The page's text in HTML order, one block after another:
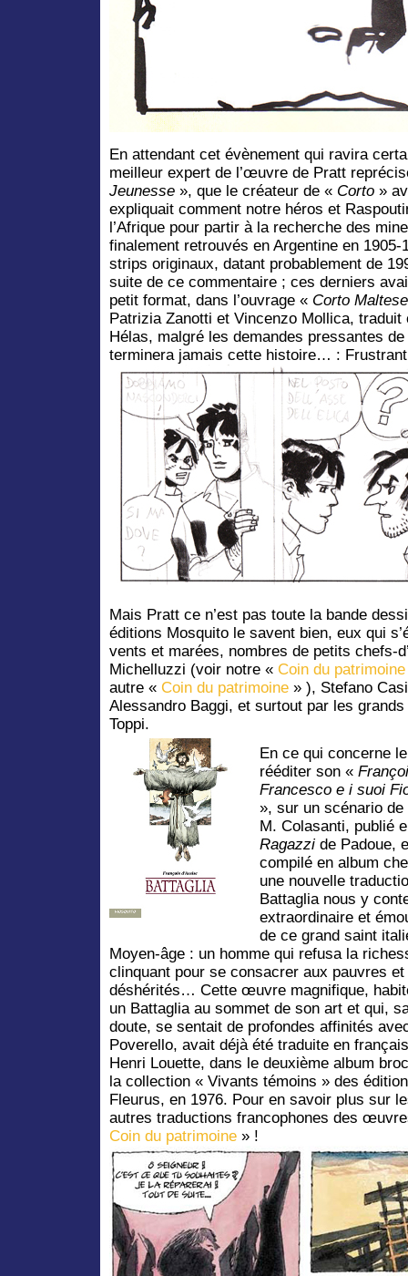
En attendant cet évènement qui ravira
meilleur expert de l’œuvre de Pratt
Jeunesse », que le créateur de « Corto »
expliquait comment notre héros et
l’Afrique pour partir à la recherche des
finalement retrouvés en Argentine en
strips originaux, datant probablement de
suite de ce commentaire ; ces derniers
petit format, dans l’ouvrage « Corto
Patrizia Zanotti et Vincenzo Mollica, traduit
Hélas, malgré les demandes pressantes
terminera jamais cette histoire… :
Mais Pratt ce n’est pas toute la bande
éditions Mosquito le savent bien, eux qui
vents et marées, nombres de petits chefs-
Michelluzzi (voir notre « Coin du patrimoine
autre « Coin du patrimoine » ), Stefano
Alessandro Baggi, et surtout par les
Toppi.
En ce qui concerne
rééditer son «
Francesco e i suoi
», sur un scénario
M. Colasanti, publié
Ragazzi de Padoue,
compilé en album
une nouvelle
Battaglia nous y
extraordinaire et
de ce grand saint
Moyen-âge : un homme qui refusa la
clinquant pour se consacrer aux pauvres et
déshérités… Cette œuvre magnifique,
un Battaglia au sommet de son art et qui,
doute, se sentait de profondes affinités
Poverello, avait déjà été traduite en
Henri Louette, dans le deuxième album
la collection « Vivants témoins » des
Fleurus, en 1976. Pour en savoir plus sur
autres traductions francophones des
Coin du patrimoine » !